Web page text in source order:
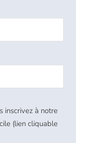
inscrivez à notre
(lien cliquable